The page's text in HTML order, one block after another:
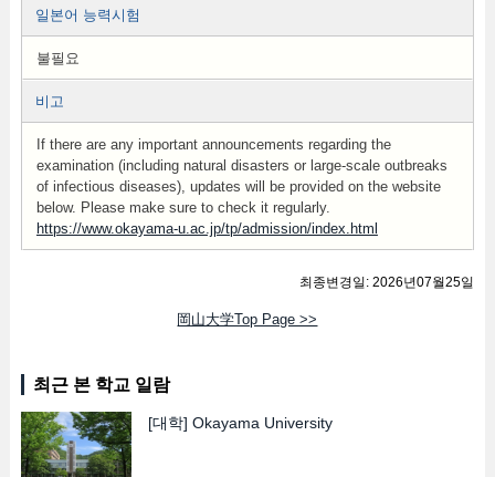
일본어 능력시험
불필요
비고
If there are any important announcements regarding the
examination (including natural disasters or large-scale outbreaks
of infectious diseases), updates will be provided on the website
below. Please make sure to check it regularly.
https://www.okayama-u.ac.jp/tp/admission/index.html
최종변경일: 2026년07월25일
岡山大学Top Page >>
최근 본 학교 일람
[대학] Okayama University